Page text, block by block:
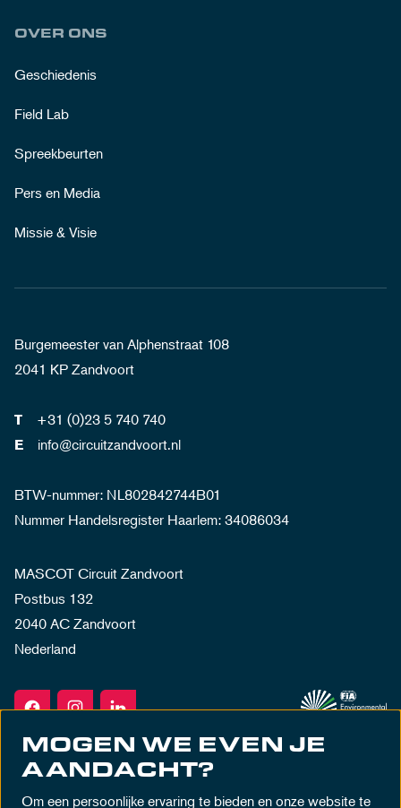
OVER ONS
Geschiedenis
Field Lab
Spreekbeurten
Pers en Media
Missie & Visie
Burgemeester van Alphenstraat 108
2041 KP Zandvoort
T +31 (0)23 5 740 740
E info@circuitzandvoort.nl
BTW-nummer: NL802842744B01
Nummer Handelsregister Haarlem: 34086034
MASCOT Circuit Zandvoort
Postbus 132
2040 AC Zandvoort
Nederland
MOGEN WE EVEN JE
AANDACHT?
Om een persoonlijke ervaring te bieden en onze website te